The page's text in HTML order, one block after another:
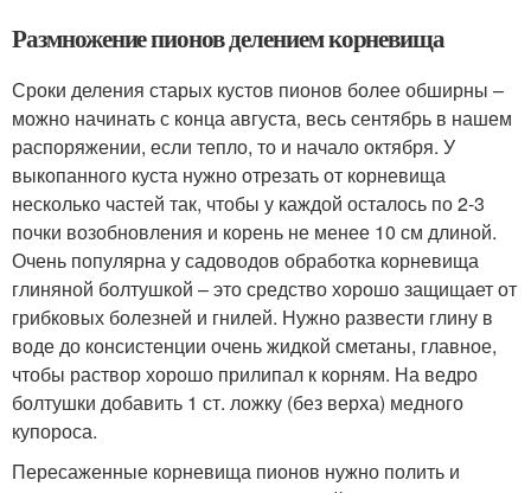
Размножение пионов делением корневища
Сроки деления старых кустов пионов более обширны –
можно начинать с конца августа, весь сентябрь в нашем
распоряжении, если тепло, то и начало октября. У
выкопанного куста нужно отрезать от корневища
несколько частей так, чтобы у каждой осталось по 2-3
почки возобновления и корень не менее 10 см длиной.
Очень популярна у садоводов обработка корневища
глиняной болтушкой – это средство хорошо защищает от
грибковых болезней и гнилей. Нужно развести глину в
воде до консистенции очень жидкой сметаны, главное,
чтобы раствор хорошо прилипал к корням. На ведро
болтушки добавить 1 ст. ложку (без верха) медного
купороса.
Пересаженные корневища пионов нужно полить и